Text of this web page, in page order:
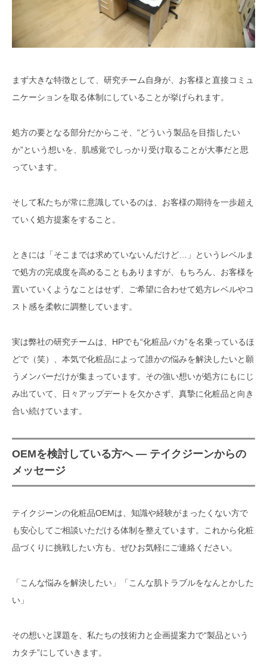
まず大きな特徴として、研究チーム自身が、お客様と直接コミュ
ニケーションを取る体制にしていることが挙げられます。
処方の要となる部分だからこそ、“どういう製品を目指したい
か”という想いを、肌感覚でしっかり受け取ることが大事だと思
っています。
そして私たちが常に意識しているのは、お客様の期待を一歩超え
ていく処方提案をすること。
ときには「そこまでは求めていないんだけど…」というレベルま
で処方の完成度を高めることもありますが、もちろん、お客様を
置いていくようなことはせず、ご希望に合わせて処方レベルやコ
スト感を柔軟に調整しています。
実は弊社の研究チームは、HPでも“化粧品バカ”を名乗っているほ
どで（笑）、本気で化粧品によって誰かの悩みを解決したいと願
うメンバーだけが集まっています。その強い想いが処方にもにじ
み出ていて、日々アップデートを欠かさず、真摯に化粧品と向き
合い続けています。
OEMを検討している方へ ― テイクジーンからの
メッセージ
テイクジーンの化粧品OEMは、知識や経験がまったくない方で
も安心してご相談いただける体制を整えています。これから化粧
品づくりに挑戦したい方も、ぜひお気軽にご連絡ください。
「こんな悩みを解決したい」「こんな肌トラブルをなんとかした
い」
その想いと課題を、私たちの技術力と企画提案力で“製品という
カタチ”にしていきます。